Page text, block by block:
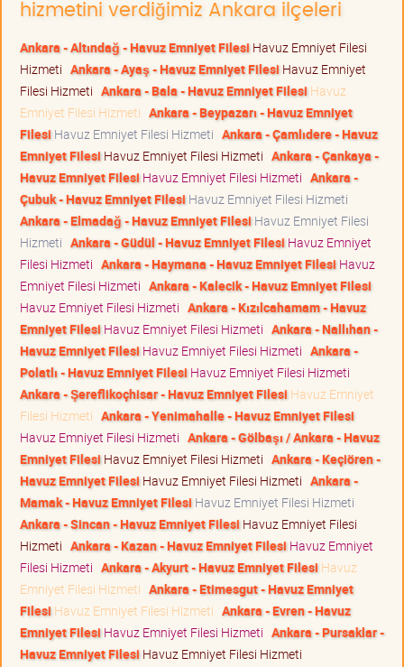
hizmetini verdiğimiz Ankara ilçeleri
Ankara - Altındağ - Havuz Emniyet Filesi Havuz Emniyet Filesi
Hizmeti Ankara - Ayaş - Havuz Emniyet Filesi Havuz Emniyet
Filesi Hizmeti Ankara - Bala - Havuz Emniyet Filesi Havuz
Emniyet Filesi Hizmeti Ankara - Beypazarı - Havuz Emniyet
Filesi Havuz Emniyet Filesi Hizmeti Ankara - Çamlıdere - Havuz
Emniyet Filesi Havuz Emniyet Filesi Hizmeti Ankara - Çankaya -
Havuz Emniyet Filesi Havuz Emniyet Filesi Hizmeti Ankara -
Çubuk - Havuz Emniyet Filesi Havuz Emniyet Filesi Hizmeti
Ankara - Elmadağ - Havuz Emniyet Filesi Havuz Emniyet Filesi
Hizmeti Ankara - Güdül - Havuz Emniyet Filesi Havuz Emniyet
Filesi Hizmeti Ankara - Haymana - Havuz Emniyet Filesi Havuz
Emniyet Filesi Hizmeti Ankara - Kalecik - Havuz Emniyet Filesi
Havuz Emniyet Filesi Hizmeti Ankara - Kızılcahamam - Havuz
Emniyet Filesi Havuz Emniyet Filesi Hizmeti Ankara - Nallıhan -
Havuz Emniyet Filesi Havuz Emniyet Filesi Hizmeti Ankara -
Polatlı - Havuz Emniyet Filesi Havuz Emniyet Filesi Hizmeti
Ankara - Şereflikoçhisar - Havuz Emniyet Filesi Havuz Emniyet
Filesi Hizmeti Ankara - Yenimahalle - Havuz Emniyet Filesi
Havuz Emniyet Filesi Hizmeti Ankara - Gölbaşı / Ankara - Havuz
Emniyet Filesi Havuz Emniyet Filesi Hizmeti Ankara - Keçiören -
Havuz Emniyet Filesi Havuz Emniyet Filesi Hizmeti Ankara -
Mamak - Havuz Emniyet Filesi Havuz Emniyet Filesi Hizmeti
Ankara - Sincan - Havuz Emniyet Filesi Havuz Emniyet Filesi
Hizmeti Ankara - Kazan - Havuz Emniyet Filesi Havuz Emniyet
Filesi Hizmeti Ankara - Akyurt - Havuz Emniyet Filesi Havuz
Emniyet Filesi Hizmeti Ankara - Etimesgut - Havuz Emniyet
Filesi Havuz Emniyet Filesi Hizmeti Ankara - Evren - Havuz
Emniyet Filesi Havuz Emniyet Filesi Hizmeti Ankara - Pursaklar -
Havuz Emniyet Filesi Havuz Emniyet Filesi Hizmeti